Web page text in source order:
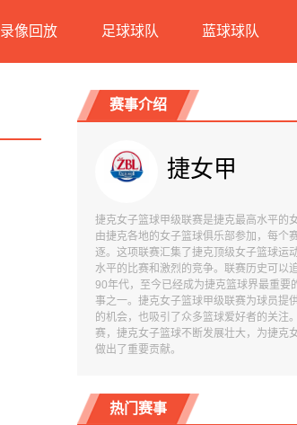
录像回放 足球球队 蓝球球队
赛事介绍
捷女甲
捷克女子篮球甲级联赛是捷克最高水平的
由捷克各地的女子篮球俱乐部参加，每个
逐。这项联赛汇集了捷克顶级女子篮球运
水平的比赛和激烈的竞争。联赛历史可以
90年代，至今已经成为捷克篮球界最重要
事之一。捷克女子篮球甲级联赛为球员提
的机会，也吸引了众多篮球爱好者的关注
赛，捷克女子篮球不断发展壮大，为捷克
做出了重要贡献。
热门赛事